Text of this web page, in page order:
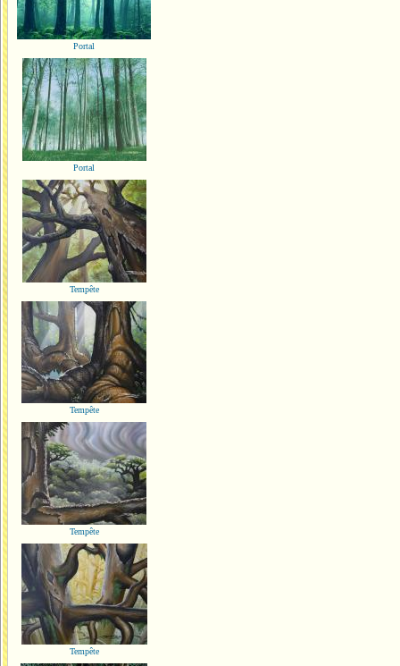
Portal
Portal
Tempête
Tempête
Tempête
Tempête